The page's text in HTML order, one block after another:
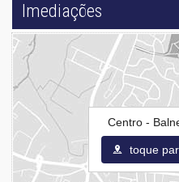
Imediações
Centro -
toque